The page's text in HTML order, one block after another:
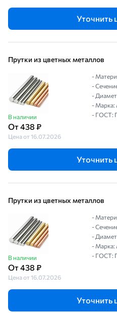
Уточнить
Прутки из цветных металлов
В наличии
От 438 ₽
Цена от 16.07.2026
-
-
-
- Марка:
- ГОСТ:
Уточнить
Прутки из цветных металлов
В наличии
От 438 ₽
Цена от 16.07.2026
-
-
-
- Марка:
- ГОСТ:
Уточнить